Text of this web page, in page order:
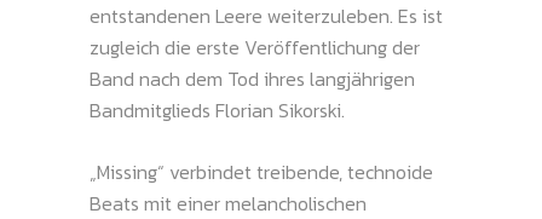
entstandenen Leere weiterzuleben. Es ist
zugleich die erste Veröffentlichung der
Band nach dem Tod ihres langjährigen
Bandmitglieds Florian Sikorski.
„Missing“ verbindet treibende, technoide
Beats mit einer melancholischen